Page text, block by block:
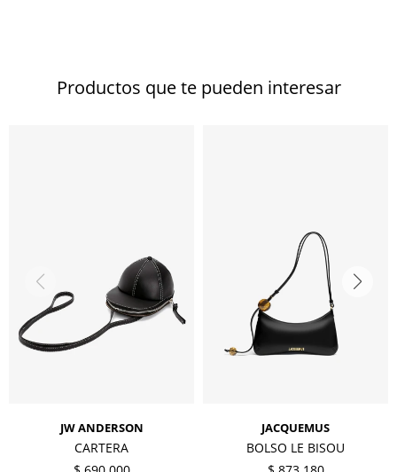
Productos que te pueden interesar
JW ANDERSON
CARTERA
JACQUEMUS
BOLSO LE BISOU